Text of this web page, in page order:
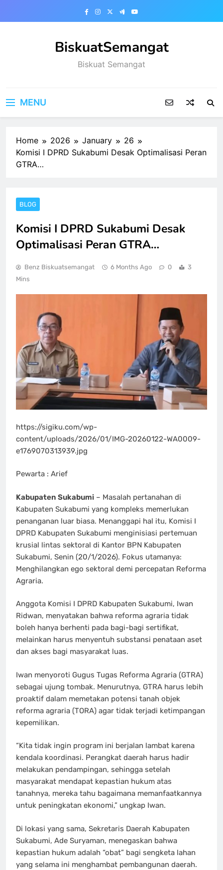
BiskuatSemangat
Biskuat Semangat
MENU
Home 2026 January
26
Komisi I DPRD Sukabumi Desak Optimalisasi Peran
GTRA…
BLOG
Komisi I DPRD Sukabumi Desak
Optimalisasi Peran GTRA…
Benz Biskuatsemangat 6 Months Ago 0
3
Mins
https://sigiku.com/wp-
content/uploads/2026/01/IMG-20260122-WA0009-
e1769070313939.jpg
Pewarta : Arief
Kabupaten Sukabumi – Masalah pertanahan di
Kabupaten Sukabumi yang kompleks memerlukan
penanganan luar biasa. Menanggapi hal itu, Komisi I
DPRD Kabupaten Sukabumi menginisiasi pertemuan
krusial lintas sektoral di Kantor BPN Kabupaten
Sukabumi, Senin (20/1/2026). Fokus utamanya:
Menghilangkan ego sektoral demi percepatan Reforma
Agraria.
Anggota Komisi I DPRD Kabupaten Sukabumi, Iwan
Ridwan, menyatakan bahwa reforma agraria tidak
boleh hanya berhenti pada bagi-bagi sertifikat,
melainkan harus menyentuh substansi penataan aset
dan akses bagi masyarakat luas.
Iwan menyoroti Gugus Tugas Reforma Agraria (GTRA)
sebagai ujung tombak. Menurutnya, GTRA harus lebih
proaktif dalam memetakan potensi tanah objek
reforma agraria (TORA) agar tidak terjadi ketimpangan
kepemilikan.
“Kita tidak ingin program ini berjalan lambat karena
kendala koordinasi. Perangkat daerah harus hadir
melakukan pendampingan, sehingga setelah
masyarakat mendapat kepastian hukum atas
tanahnya, mereka tahu bagaimana memanfaatkannya
untuk peningkatan ekonomi,” ungkap Iwan.
Di lokasi yang sama, Sekretaris Daerah Kabupaten
Sukabumi, Ade Suryaman, menegaskan bahwa
kepastian hukum adalah “obat” bagi sengketa lahan
yang selama ini menghambat pembangunan daerah.